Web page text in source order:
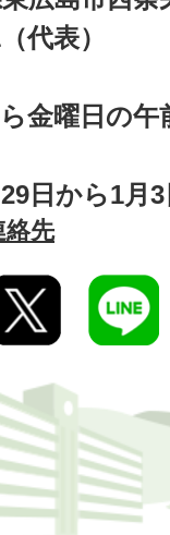
代表）
金曜日の午
29日から1月
絡先